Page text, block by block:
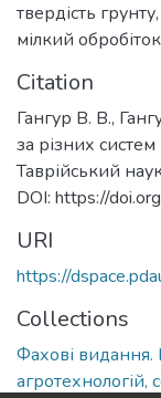
твердість грунту,
мілкий обробіток
Citation
Гангур В. В.,
за різних
Таврійський
DOI: https://
URI
https://
Collections
Фахові видання.
агротехнологій,